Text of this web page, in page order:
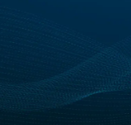
STANDORTE